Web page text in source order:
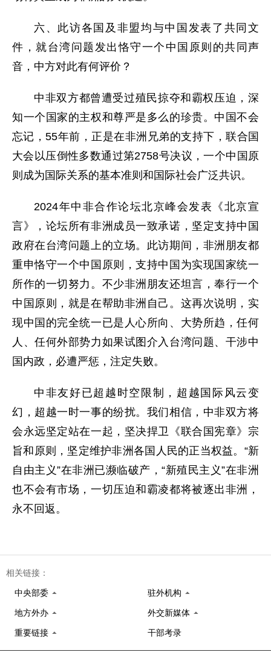
六、此访各国及非盟均与中国发表了共同文
件，就台湾问题发出恪守一个中国原则的共同声
音，中方对此有何评价？
中非双方都曾遭受过殖民掠夺和霸权压迫，深
知一个国家的主权和尊严是多么的珍贵。中国不会
忘记，55年前，正是在非洲兄弟的支持下，联合国
大会以压倒性多数通过第2758号决议，一个中国原
则成为国际关系的基本准则和国际社会广泛共识。
2024年中非合作论坛北京峰会发表《北京宣
言》，论坛所有非洲成员一致承诺，坚定支持中国
政府在台湾问题上的立场。此访期间，非洲朋友都
重申恪守一个中国原则，支持中国为实现国家统一
所作的一切努力。不少非洲朋友还坦言，奉行一个
中国原则，就是在帮助非洲自己。这再次说明，实
现中国的完全统一已是人心所向、大势所趋，任何
人、任何外部势力如果试图介入台湾问题、干涉中
国内政，必遭严惩，注定失败。
中非友好已超越时空限制，超越国际风云变
幻，超越一时一事的纷扰。我们相信，中非双方将
会永远坚定站在一起，坚决捍卫《联合国宪章》宗
旨和原则，坚定维护非洲各国人民的正当权益。“新
自由主义”在非洲已濒临破产，“新殖民主义”在非洲
也不会有市场，一切压迫和霸凌都将被逐出非洲，
永不回返。
相关链接：
中央部委 驻外机构
地方外办 外交新媒体
重要链接 干部考录